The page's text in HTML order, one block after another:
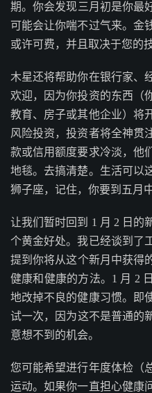
期。你会发现三月初是你
可能会让你喘不过气来。金
或许可费，并且取决于您的
木星还将帮助你在银行家、
欢迎，因为你投资的东西（
教育、房子或其他企业）将
风险投资，投资者将全神贯
款或信用额度要求冷淡，他
地毯。去搞清楚。生活可以
狮子座，记住，你要到五月
让我们暂时回到 1 月 2 日的
个黄金好处。我已经谈到了
提到你将从这个新月中获
健康和健康的方法。1 月 2
地改掉不良的健康习惯。即
试一次，因为这不是普通的
意想不到的机会。
您可能希望进行年度体检（
运动。如果你一直担心健康